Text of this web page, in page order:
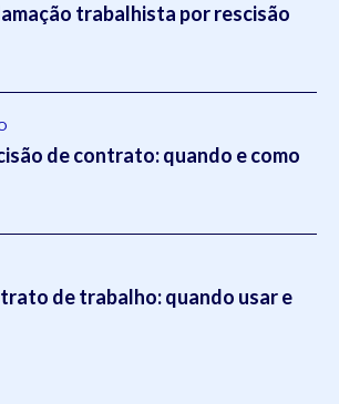
trabalhista por rescisão
de contrato: quando e como
de trabalho: quando usar e